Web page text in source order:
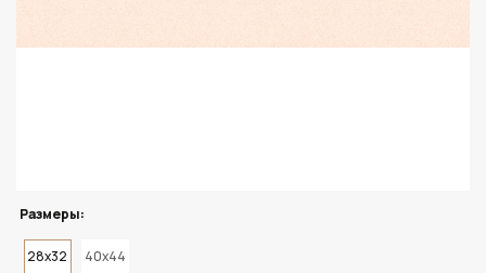
Размеры:
28x32 40x44